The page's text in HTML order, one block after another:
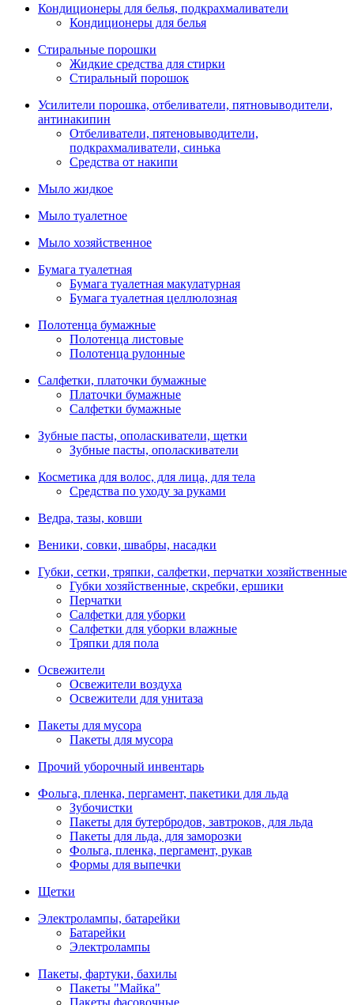
Кондиционеры для белья, подкрахмаливатели
Кондиционеры для белья
Стиральные порошки
Жидкие средства для стирки
Стиральный порошок
Усилители порошка, отбеливатели, пятновыводители,
антинакипин
Отбеливатели, пятеновыводители,
подкрахмаливатели, синька
Средства от накипи
Мыло жидкое
Мыло туалетное
Мыло хозяйственное
Бумага туалетная
Бумага туалетная макулатурная
Бумага туалетная целлюлозная
Полотенца бумажные
Полотенца листовые
Полотенца рулонные
Салфетки, платочки бумажные
Платочки бумажные
Салфетки бумажные
Зубные пасты, ополаскиватели, щетки
Зубные пасты, ополаскиватели
Косметика для волос, для лица, для тела
Средства по уходу за руками
Ведра, тазы, ковши
Веники, совки, швабры, насадки
Губки, сетки, тряпки, салфетки, перчатки хозяйственные
Губки хозяйственные, скребки, ершики
Перчатки
Салфетки для уборки
Салфетки для уборки влажные
Тряпки для пола
Освежители
Освежители воздуха
Освежители для унитаза
Пакеты для мусора
Пакеты для мусора
Прочий уборочный инвентарь
Фольга, пленка, пергамент, пакетики для льда
Зубочистки
Пакеты для бутербродов, завтроков, для льда
Пакеты для льда, для заморозки
Фольга, пленка, пергамент, рукав
Формы для выпечки
Щетки
Электролампы, батарейки
Батарейки
Электролампы
Пакеты, фартуки, бахилы
Пакеты "Майка"
Пакеты фасовочные